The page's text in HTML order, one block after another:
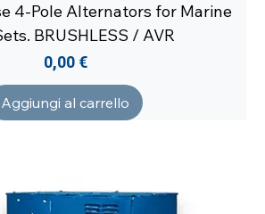
4-Pole Alternators for Marine
BRUSHLESS / AVR
Prezzo
0,00 €
Aggiungi al carrello